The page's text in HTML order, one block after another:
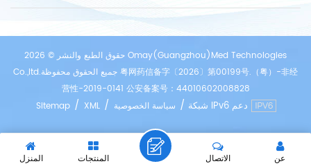
حقوق الطبع والنشر © 2026 Omay(Guangzhou)Med Technologies
Co.,ltd.جميع الحقوق محفوظة 粤网药信备字〔2026〕第00199号.（粤）-非经
营性-2019-0141 公安备案号：44010602008828
Sitemap / XML / سياسة الخصوصية / شبكة IPv6 دعم
المنزل المنتجات عن الاتصال